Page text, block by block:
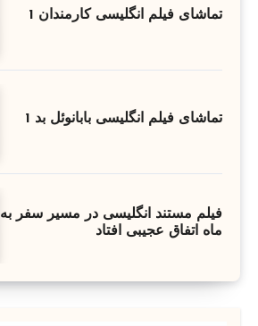
تماشای فیلم انگلیسی کارمندان 1
تماشای فیلم انگلیسی بابانوئل بد 1
فیلم مستند انگلیسی در مسیر سفر به
ماه اتفاق عجیبی افتاد